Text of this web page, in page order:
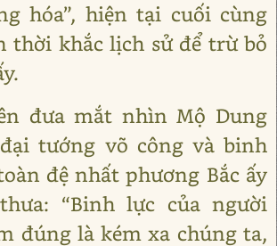
hóa”, hiện tại cuối cùng
thời khắc lịch sử để trừ bỏ
đưa mắt nhìn Mộ Dung
tướng võ công và binh
đệ nhất phương Bắc ấy
“Binh lực của người
đúng là kém xa chúng ta,